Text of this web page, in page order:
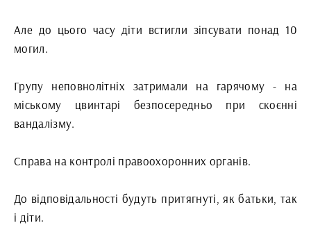
Але до цього часу діти встигли зіпсувати понад 10
могил.
Групу неповнолітніх затримали на гарячому - на
міському цвинтарі безпосередньо при скоєнні
вандалізму.
Справа на контролі правоохоронних органів.
До відповідальності будуть притягнуті, як батьки, так
і діти.